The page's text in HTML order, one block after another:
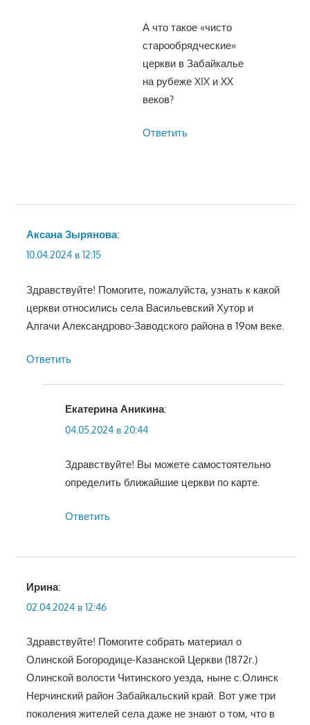
А что такое «чисто
старообрядческие»
церкви в Забайкалье
на рубеже XIX и XX
веков?
Ответить
Аксана Зырянова:
10.04.2024 в 12:15
Здравствуйте! Помогите, пожалуйста, узнать к какой
церкви относились села Васильевский Хутор и
Алгачи Александрово-Заводского района в 19ом веке.
Ответить
Екатерина Аникина:
04.05.2024 в 20:44
Здравствуйте! Вы можете самостоятельно
определить ближайшие церкви по карте.
Ответить
Ирина:
02.04.2024 в 12:46
Здравствуйте! Помогите собрать материал о
Олинской Богородице-Казанской Церкви (1872г.)
Олинской волости Читинского уезда, ныне с.Олинск
Нерчинский район Забайкальский край. Вот уже три
поколения жителей села даже не знают о том, что в